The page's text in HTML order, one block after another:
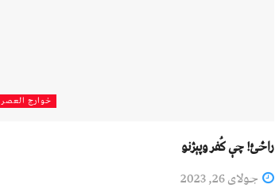
خوارج العصر
راځئ! چې کُفر وپېژنو
جولای 26, 2023